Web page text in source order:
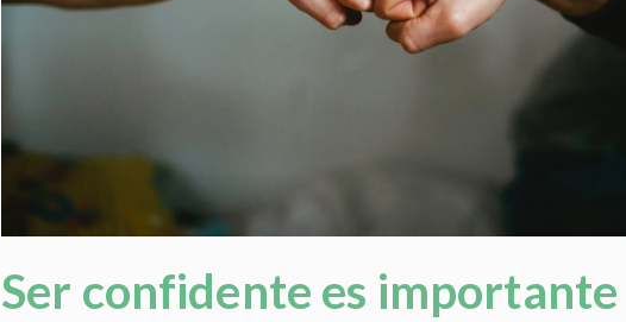
Ser confidente es importante